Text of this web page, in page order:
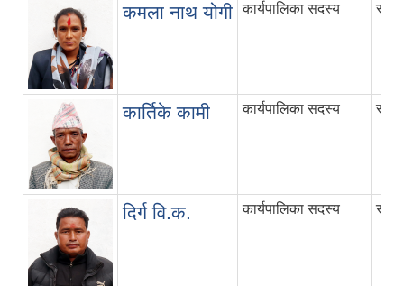
कमला नाथ योगी कार्यपालिका सदस्य
कार्तिके कामी कार्यपालिका सदस्य
दिर्ग वि.क. कार्यपालिका सदस्य